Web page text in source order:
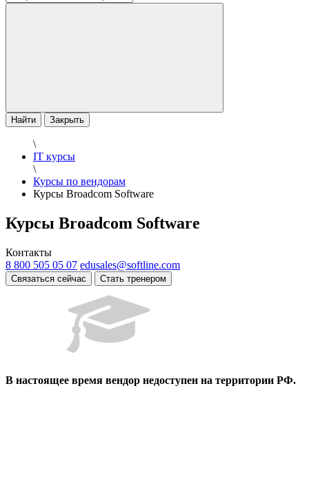
Найти Закрыть
\
IT курсы
\
Курсы по вендорам
Курсы Broadcom Software
Курсы Broadcom Software
Контакты
8 800 505 05 07 edusales@softline.com
Связаться сейчас Стать тренером
В настоящее время вендор недоступен на территории РФ.